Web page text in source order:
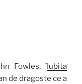
Fowles, ¨Iubita
de dragoste ce a